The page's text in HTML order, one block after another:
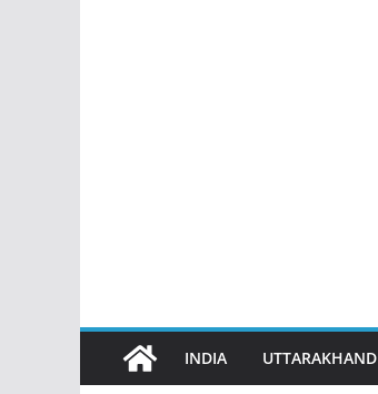
INDIA UTTARAKHAND